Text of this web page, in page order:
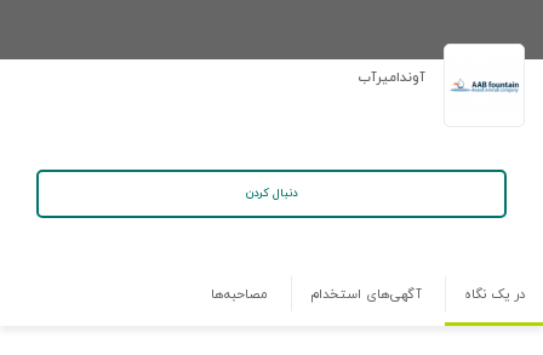
آوندامیرآب
دنبال کردن
در یک نگاه آگهی‌های استخدام مصاحبه‌ها